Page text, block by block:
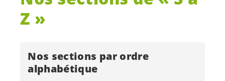
Z »
Nos sections par ordre
alphabétique